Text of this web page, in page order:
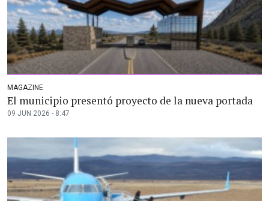
MAGAZINE
El municipio presentó proyecto de la nueva portada
09 JUN 2026 - 8:47